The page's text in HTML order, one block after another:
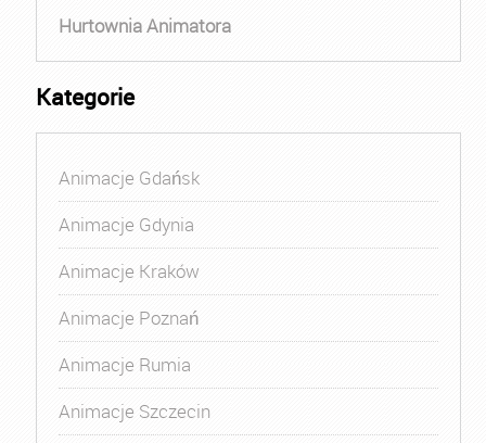
Hurtownia Animatora
Kategorie
Animacje Gdańsk
Animacje Gdynia
Animacje Kraków
Animacje Poznań
Animacje Rumia
Animacje Szczecin